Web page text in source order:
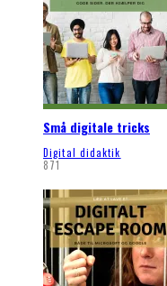
Små digitale tricks
Digital didaktik
871